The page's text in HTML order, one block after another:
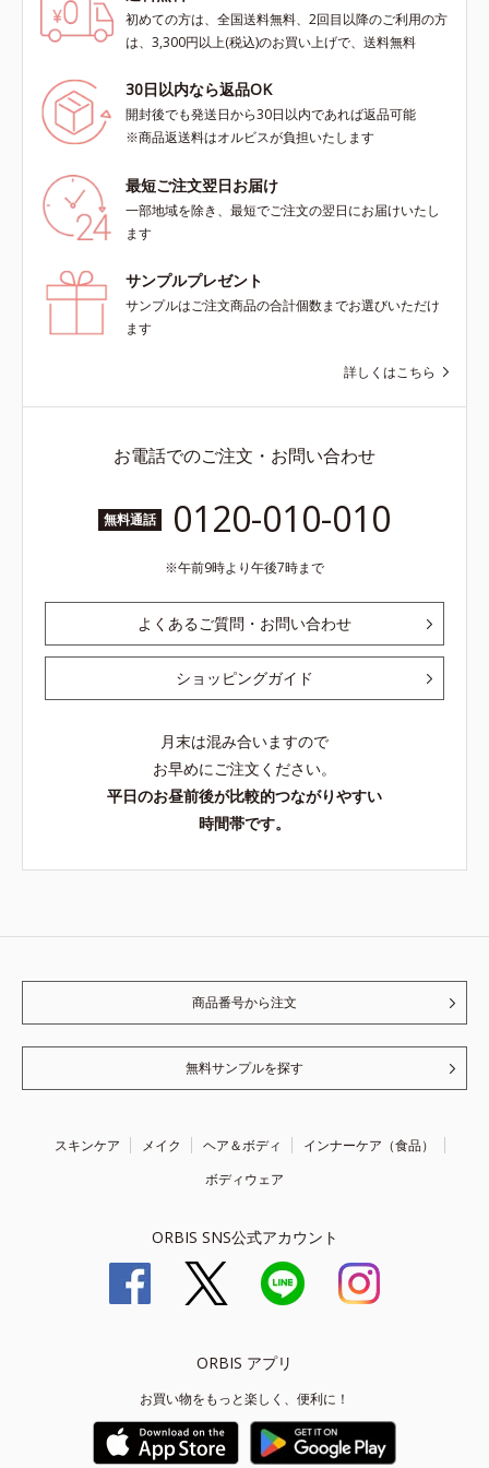
初めての方は、全国送料無料、2回目以降のご利用の方
は、3,300円以上(税込)のお買い上げで、送料無料
30日以内なら返品OK
開封後でも発送日から30日以内であれば返品可能
※商品返送料はオルビスが負担いたします
最短ご注文翌日お届け
一部地域を除き、最短でご注文の翌日にお届けいたし
ます
サンプルプレゼント
サンプルはご注文商品の合計個数までお選びいただけ
ます
詳しくはこちら
お電話でのご注文・お問い合わせ
無料通話 0120-010-010
午前9時より午後7時まで
よくあるご質問・お問い合わせ
ショッピングガイド
月末は混み合いますので
お早めにご注文ください。
平日のお昼前後が比較的つながりやすい
時間帯です。
商品番号から注文
無料サンプルを探す
スキンケア メイク ヘア＆ボディ
インナーケア（食品）
ボディウェア
ORBIS SNS公式アカウント
ORBIS アプリ
お買い物をもっと楽しく、便利に！